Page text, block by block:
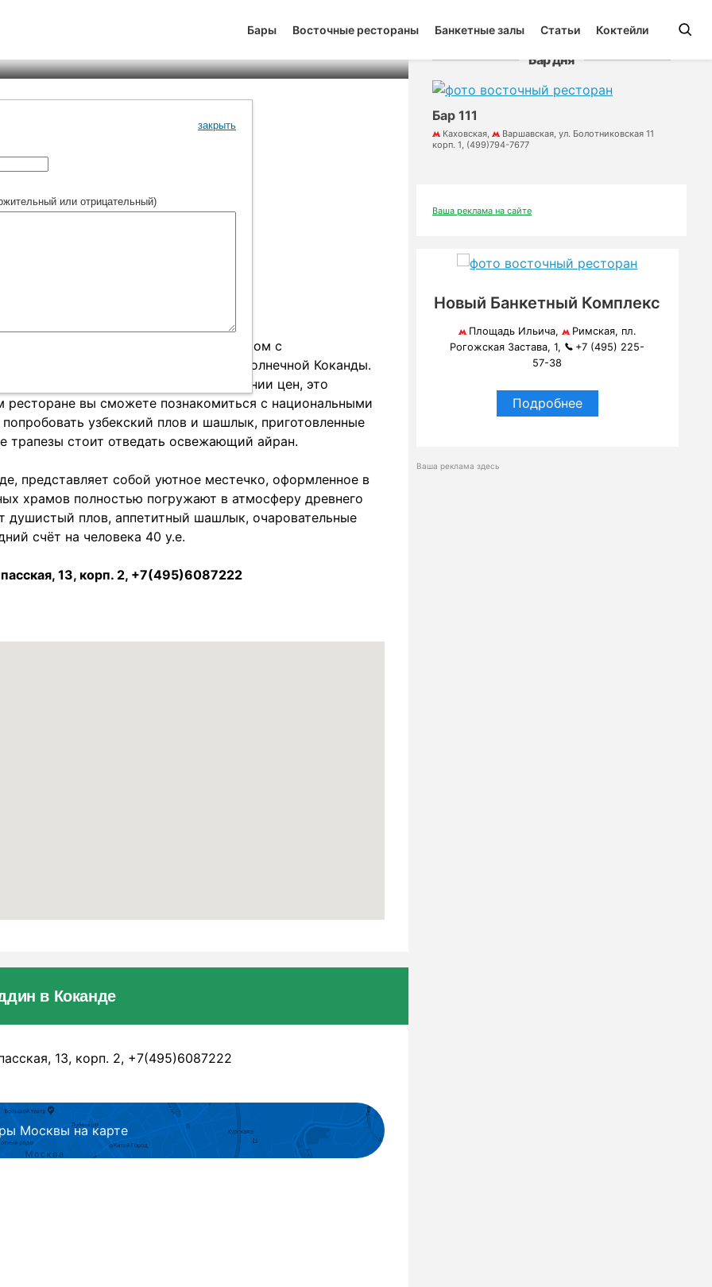
Бары Восточные рестораны Банкетные залы Статьи Коктейли
закрыть
или отрицательный)
роскошным восточным интерьером с
видами улочек, храмов и мечетей солнечной Коканды.
древний восточный город. В отношении цен, это
ресторане вы сможете познакомиться с национальными
узбекский плов и шашлык, приготовленные
стоит отведать освежающий айран.
представляет собой уютное местечко, оформленное в
храмов полностью погружают в атмосферу древнего
душистый плов, аппетитный шашлык, очаровательные
счёт на человека 40 у.е.
13, корп. 2, +7(495)6087222
в Коканде
13, корп. 2, +7(495)6087222
Москвы на карте
Бар дня
Бар 111
Каховская,
Варшавская, ул. Болотниковская 11
корп. 1, (499)794-7677
Ваша реклама на сайте
Новый Банкетный Комплекс
Площадь Ильича,
Римская, пл.
Рогожская Застава, 1,
+7 (495) 225-
57-38
Подробнее
Ваша реклама здесь